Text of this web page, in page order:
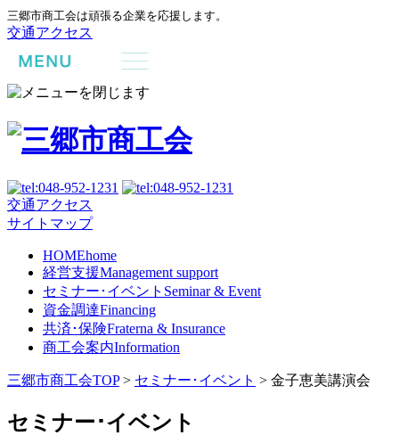
三郷市商工会は頑張る企業を応援します。
交通アクセス
交通アクセス
サイトマップ
HOMEhome
経営支援Management support
セミナー･イベント Seminar & Event
資金調達Financing
共済･保険Fraterna & Insurance
商工会案内Information
三郷市商工会TOP> セミナー･イベント > 金子恵美講演会
セミナー･イベント